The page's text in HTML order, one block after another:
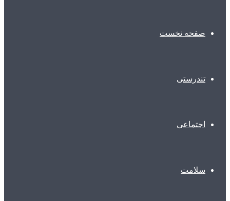
صفحه نخست
تندرستی
اجتماعی
سلامت